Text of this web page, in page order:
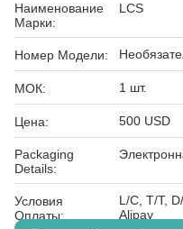
Наименование
Марки:
LCS
Номер Модели:
МОК: 1 шт.
Цена: 500 USD
Packaging
Details:
Условия
Оплаты:
L/C, T/T,
Alipay